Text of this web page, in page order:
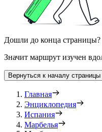
Дошли до конца страницы?
Значит маршрут изучен
Вернуться к началу страницы
Главная
Энциклопедия
Испания
Марбелья